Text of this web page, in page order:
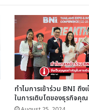
ทำไมการเข้าร่วม BNI ถึ
ในการเติบโตของธุรกิจคุณ